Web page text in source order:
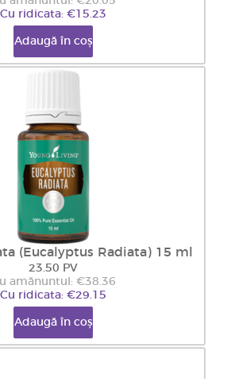
Cu ridicata: €15.23
Adaugă în coș
(Eucalyptus Radiata) 15 ml
23.50 PV
amănuntul: €38.36
Cu ridicata: €29.15
Adaugă în coș